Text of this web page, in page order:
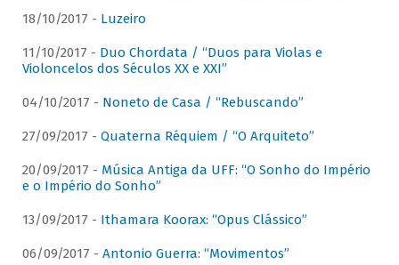
18/10/2017 - Luzeiro
11/10/2017 - Duo Chordata / “Duos para Violas e
Violoncelos dos Séculos XX e XXI”
04/10/2017 - Noneto de Casa / “Rebuscando”
27/09/2017 - Quaterna Réquiem / “O Arquiteto”
20/09/2017 - Música Antiga da UFF: “O Sonho do Império
e o Império do Sonho”
13/09/2017 - Ithamara Koorax: “Opus Clássico”
06/09/2017 - Antonio Guerra: “Movimentos”